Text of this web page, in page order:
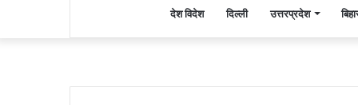
देश विदेश दिल्ली उत्तरप्रदेश